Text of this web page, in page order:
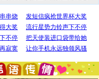
想想没什么送给你的，又不打算给
万：千万快乐！千万要健康！千万
！千万不要忘记我！
告诉你,圣诞要快乐!新年要快乐!天